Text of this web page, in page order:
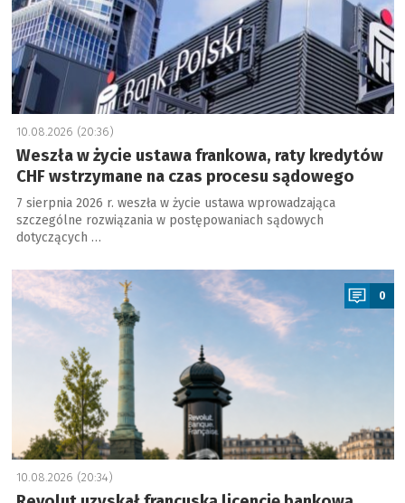
10.08.2026 (20:36)
Weszła w życie ustawa frankowa, raty kredytów
CHF wstrzymane na czas procesu sądowego
7 sierpnia 2026 r. weszła w życie ustawa wprowadzająca
szczególne rozwiązania w postępowaniach sądowych
dotyczących …
a
0
10.08.2026 (20:34)